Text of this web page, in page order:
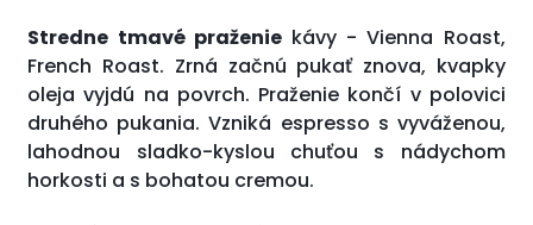
Stredne tmavé praženie kávy - Vienna Roast,
French Roast. Zrná začnú pukať znova, kvapky
oleja vyjdú na povrch. Praženie končí v polovici
druhého pukania. Vzniká espresso s vyváženou,
lahodnou sladko-kyslou chuťou s nádychom
horkosti a s bohatou cremou.